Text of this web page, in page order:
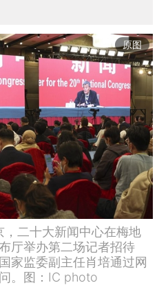
原图
二十大新闻中心在梅地
厅举办第二场记者招待
家监委副主任肖培通过网
。图：IC photo